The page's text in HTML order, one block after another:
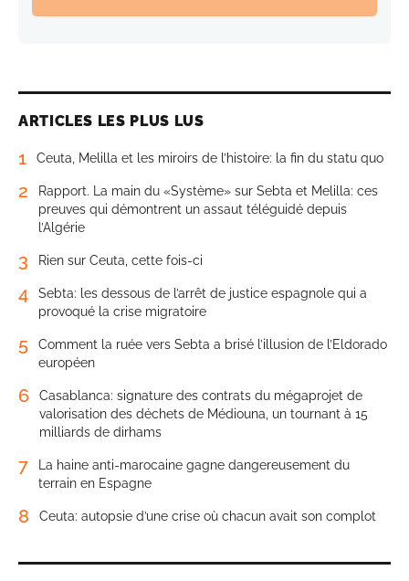
ARTICLES LES PLUS LUS
1 Ceuta, Melilla et les miroirs de l’histoire: la fin du statu quo
2
Rapport. La main du «Système» sur Sebta et Melilla: ces
preuves qui démontrent un assaut téléguidé depuis
l’Algérie
3 Rien sur Ceuta, cette fois-ci
4
Sebta: les dessous de l’arrêt de justice espagnole qui a
provoqué la crise migratoire
5
Comment la ruée vers Sebta a brisé l’illusion de l’Eldorado
européen
6
Casablanca: signature des contrats du mégaprojet de
valorisation des déchets de Médiouna, un tournant à 15
milliards de dirhams
7
La haine anti-marocaine gagne dangereusement du
terrain en Espagne
8 Ceuta: autopsie d’une crise où chacun avait son complot